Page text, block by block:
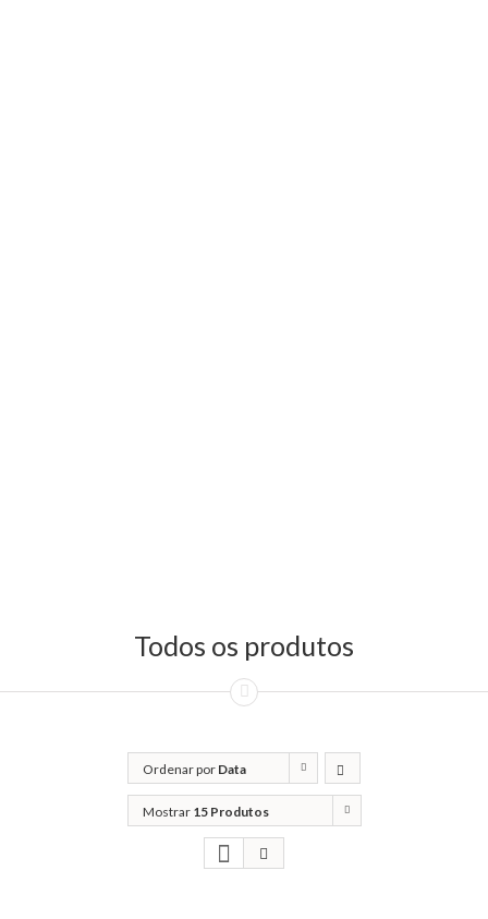
Todos os produtos
Ordenar por Data
Mostrar 15 Produtos